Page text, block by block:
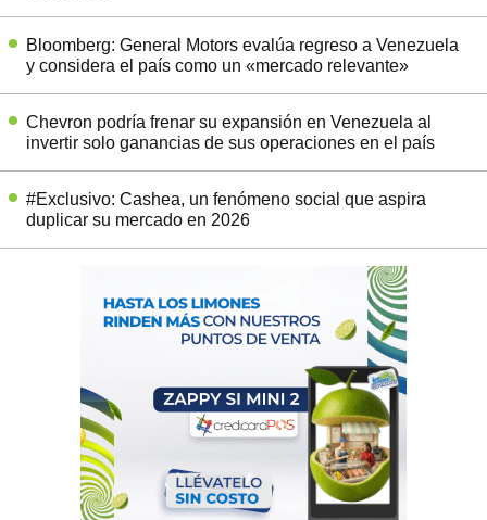
Bloomberg: General Motors evalúa regreso a Venezuela
y considera el país como un «mercado relevante»
Chevron podría frenar su expansión en Venezuela al
invertir solo ganancias de sus operaciones en el país
#Exclusivo: Cashea, un fenómeno social que aspira
duplicar su mercado en 2026